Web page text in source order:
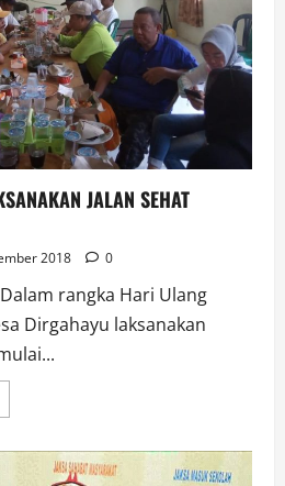
JALAN SEHAT
2018 0
Dalam rangka Hari Ulang
Dirgahayu laksanakan
LAKSANAKAN